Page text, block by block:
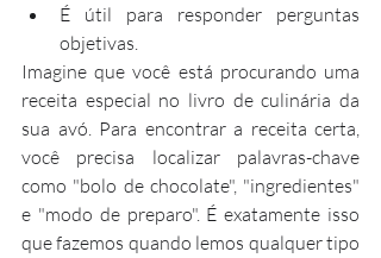
É útil para responder perguntas
objetivas.
Imagine que você está procurando uma
receita especial no livro de culinária da
sua avó. Para encontrar a receita certa,
você precisa localizar palavras-chave
como "bolo de chocolate", "ingredientes"
e "modo de preparo". É exatamente isso
que fazemos quando lemos qualquer tipo